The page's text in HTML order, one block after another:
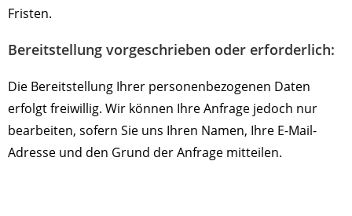
Fristen.
Bereitstellung vorgeschrieben oder erforderlich:
Die Bereitstellung Ihrer personenbezogenen Daten
erfolgt freiwillig. Wir können Ihre Anfrage jedoch nur
bearbeiten, sofern Sie uns Ihren Namen, Ihre E-Mail-
Adresse und den Grund der Anfrage mitteilen.